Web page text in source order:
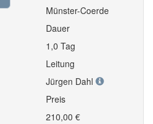
Münster-Coerde
Dauer
1,0 Tag
Leitung
Jürgen Dahl
Preis
210,00 €